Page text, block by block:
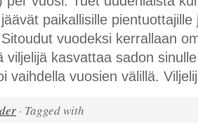
paikallisille
vuodeksi kerrallaan
viljelijä kasvattaa sadon
vaihdella vuosien välillä.
· Tagged with